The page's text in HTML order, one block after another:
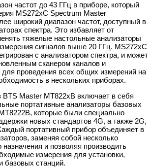
частот до 43 ГГц в приборе, который
MS272xC Spectrum Master
широкий диапазон частот, доступный в
спектра. Это избавляет от
тяжелые настольные анализаторы
сигналов выше 20 ГГц. MS272xC
с анализатором спектра, и может
сканером каналов и
проведения всех общих измерений на
в нескольких приборах.
Master MT822xB включает в себя
портативные анализаторы базовых
которые были специально
новых стандартов 4G, а также 2G,
портативный прибор объединяет в
заменяя собой несколько
назначения и позволяя производить
измерения для установки,
базовых станций.